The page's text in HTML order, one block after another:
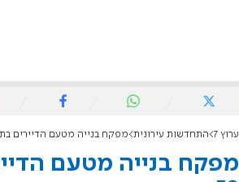
ערוץ 7 התחדשות עירונית מפקח בנייה מטעם הדיירים
מפקח בנייה מטעם